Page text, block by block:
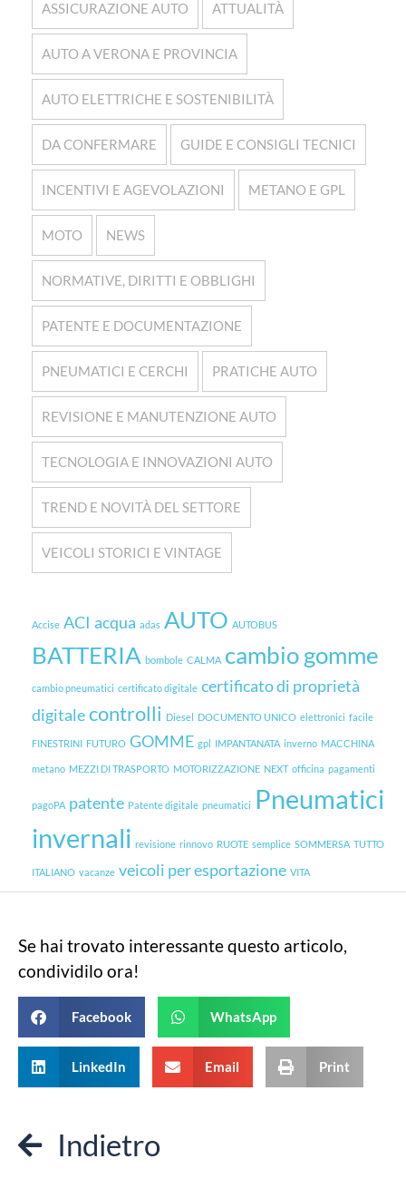
ASSICURAZIONE AUTO ATTUALITÀ
AUTO A VERONA E PROVINCIA
AUTO ELETTRICHE E SOSTENIBILITÀ
DA CONFERMARE GUIDE E CONSIGLI TECNICI
INCENTIVI E AGEVOLAZIONI METANO E GPL
MOTO NEWS
NORMATIVE, DIRITTI E OBBLIGHI
PATENTE E DOCUMENTAZIONE
PNEUMATICI E CERCHI PRATICHE AUTO
REVISIONE E MANUTENZIONE AUTO
TECNOLOGIA E INNOVAZIONI AUTO
TREND E NOVITÀ DEL SETTORE
VEICOLI STORICI E VINTAGE
Accise ACI acqua adas AUTO AUTOBUS
BATTERIA bombole CALMA cambio gomme
cambio pneumatici certificato digitale certificato di proprietà
digitalecontrolli Diesel DOCUMENTO UNICO elettronici facile
FINESTRINI FUTURO GOMME gpl IMPANTANATA inverno MACCHINA
metano MEZZI DI TRASPORTO MOTORIZZAZIONE NEXT officina pagamenti
pagoPA patente Patente digitale pneumatici Pneumatici
invernali revisione rinnovo RUOTE semplice SOMMERSA TUTTO
ITALIANO vacanze veicoli per esportazione VITA
Se hai trovato interessante questo articolo,
condividilo ora!
Facebook WhatsApp
LinkedIn Email Print
Indietro